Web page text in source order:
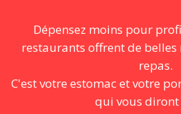
Dépensez moins pour
restaurants offrent de
repas.
C'est votre estomac et votre
qui vous diront